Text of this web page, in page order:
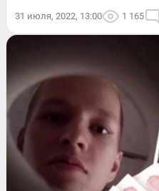
31 июля, 2022, 13:00 1 165